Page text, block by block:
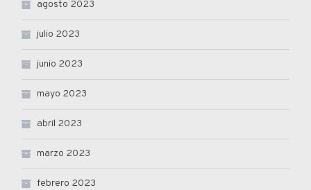
agosto 2023
julio 2023
junio 2023
mayo 2023
abril 2023
marzo 2023
febrero 2023